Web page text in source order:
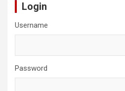
Login
Username
Password